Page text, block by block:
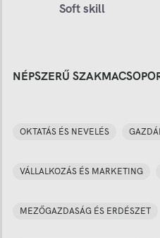
Soft skill
NÉPSZERŰ
OKTATÁS ÉS NEVELÉS
VÁLLALKOZÁS ÉS MARKETING
MEZŐGAZDASÁG ÉS ERDÉSZET